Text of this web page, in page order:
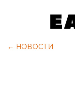
← НОВОСТИ